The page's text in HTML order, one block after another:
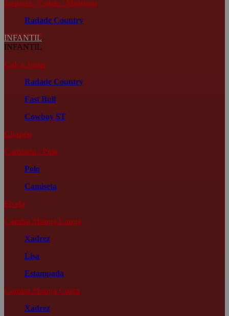
Jaqueta | Colete | Moletom
Radade Country
INFANTIL
INFANTIL
Calça Jeans
Radade Country
Fast Bull
Cowboy ST
Chapéu
Camiseta | Polo
Polo
Camiseta
Fivela
Camisa Manga Longa
Xadrez
Lisa
Estampada
Camisa Manga Curta
Xadrez